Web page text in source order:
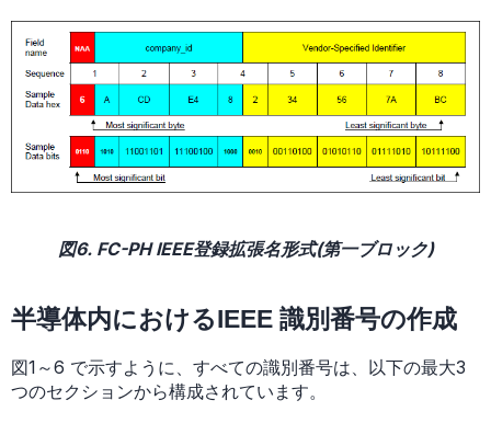
図6. FC-PH IEEE登録拡張名形式(第一ブロック)
半導体内におけるIEEE 識別番号の作成
図1～6 で示すように、すべての識別番号は、以下の最大3
つのセクションから構成されています。